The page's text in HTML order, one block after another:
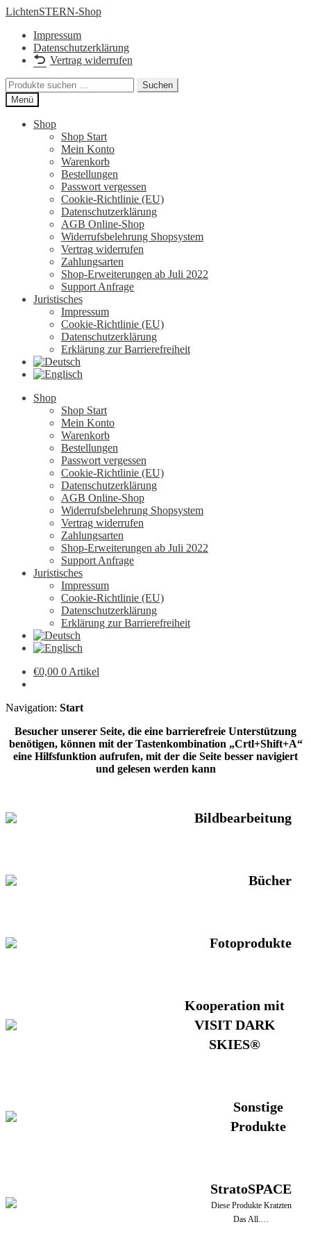
Zur
springen
Zum
springen
LichtenSTERN-Shop
Impressum
Datenschutzerklärung
Vertrag widerrufen
Suchen
nach:
Suchen
Menü
Shop
Shop Start
Mein Konto
Warenkorb
Bestellungen
Passwort vergessen
Cookie-Richtlinie (EU)
Datenschutzerklärung
AGB Online-Shop
Widerrufsbelehrung Shopsystem
Vertrag widerrufen
Zahlungsarten
Shop-Erweiterungen ab Juli 2022
Support Anfrage
Juristisches
Impressum
Cookie-Richtlinie (EU)
Datenschutzerklärung
Erklärung zur Barrierefreiheit
Shop
Shop Start
Mein Konto
Warenkorb
Bestellungen
Passwort vergessen
Cookie-Richtlinie (EU)
Datenschutzerklärung
AGB Online-Shop
Widerrufsbelehrung Shopsystem
Vertrag widerrufen
Zahlungsarten
Shop-Erweiterungen ab Juli 2022
Support Anfrage
Juristisches
Impressum
Cookie-Richtlinie (EU)
Datenschutzerklärung
Erklärung zur Barrierefreiheit
€0,00 0 Artikel
Navigation: Start
Besucher unserer Seite, die eine barrierefreie Unterstützung
benötigen, können mit der Tastenkombination „Crtl+Shift+A“
eine Hilfsfunktion aufrufen, mit der die Seite besser navigiert
und gelesen werden kann
Bildbearbeitung
Bücher
Fotoprodukte
Kooperation mit
VISIT DARK
SKIES®
Sonstige
Produkte
StratoSPACE
Diese Produkte Kratzten
Das All.…